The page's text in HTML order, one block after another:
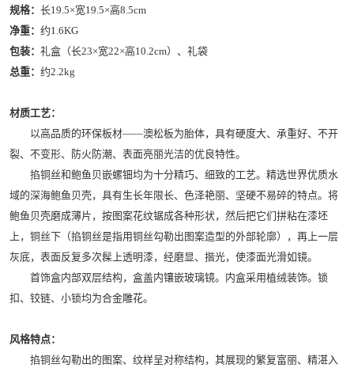
规格： 长19.5×宽19.5×高8.5cm
净重： 约1.6KG
包装： 礼盒（长23×宽22×高10.2cm）、礼袋
总重： 约2.2kg
材质工艺：
以高品质的环保板材——澳松板为胎体，具有硬度大、承重好、不开
裂、不变形、防火防潮、表面亮丽光洁的优良特性。
掐铜丝和鲍鱼贝嵌螺钿均为十分精巧、细致的工艺。精选世界优质水
域的深海鲍鱼贝壳，具有生长年限长、色泽艳丽、坚硬不易碎的特点。将
鲍鱼贝壳磨成薄片，按图案花纹锯成各种形状，然后把它们拼粘在漆坯
上，铜丝下（掐铜丝是指用铜丝勾勒出图案造型的外部轮廓），再上一层
灰底，表面反复多次髹上透明漆，经磨显、揩光，使漆面光滑如镜。
首饰盒内部双层结构，盒盖内镶嵌玻璃镜。内盒采用植绒装饰。锁
扣、铰链、小锁均为合金雕花。
风格特点：
掐铜丝勾勒出的图案、纹样呈对称结构，其展现的繁复富丽、精湛入